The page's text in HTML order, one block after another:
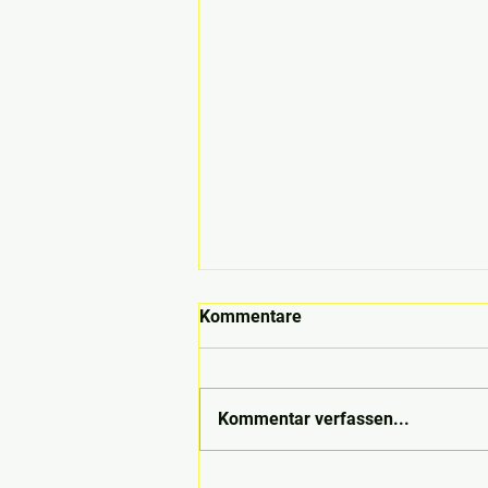
Kommentare
Kommentar verfassen...